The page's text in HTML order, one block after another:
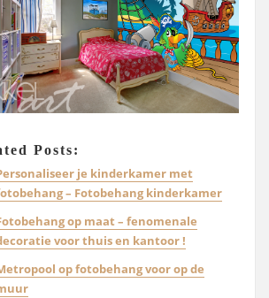
Posts:
je kinderkamer met
– Fotobehang kinderkamer
op maat – fenomenale
voor thuis en kantoor !
op fotobehang voor op de